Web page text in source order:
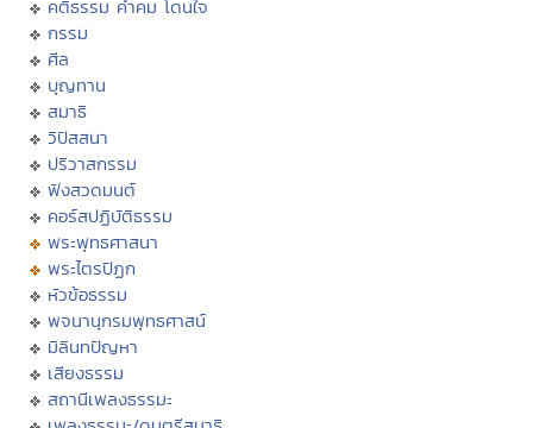
คติธรรม คำคม โดนใจ
กรรม
ศีล
บุญทาน
สมาธิ
วิปัสสนา
ปริวาสกรรม
ฟังสวดมนต์
คอร์สปฏิบัติธรรม
พระพุทธศาสนา
พระไตรปิฏก
หัวข้อธรรม
พจนานุกรมพุทธศาสน์
มิลินทปัญหา
เสียงธรรม
สถานีเพลงธรรมะ